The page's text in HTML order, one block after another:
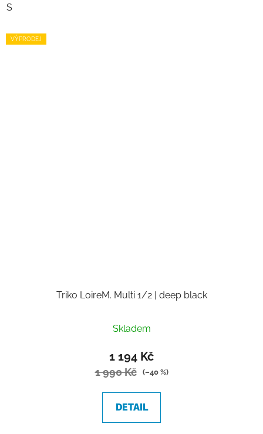
S
VÝPRODEJ
Triko LoireM. Multi 1/2 | deep black
Skladem
1 194 Kč
1 990 Kč (–40 %)
DETAIL